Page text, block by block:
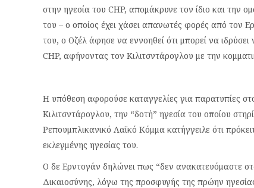
στην ηγεσία του CHP, απομάκρυνε τον ίδιο και την
του – ο οποίος έχει χάσει απανωτές φορές από τον
του, ο Οζέλ άφησε να εννοηθεί ότι μπορεί να
CHP, αφήνοντας τον Κιλιτσντάρογλου με την
Η υπόθεση αφορούσε καταγγελίες για παρατυπίες
Κιλιτσντάρογλου, την “δοτή” ηγεσία του οποίου
Ρεπουμπλικανικό Λαϊκό Κόμμα κατήγγειλε ότι
εκλεγμένης ηγεσίας του.
Ο δε Ερντογάν δηλώνει πως “δεν ανακατευόμαστε
Δικαιοσύνης, λόγω της προσφυγής της πρώην